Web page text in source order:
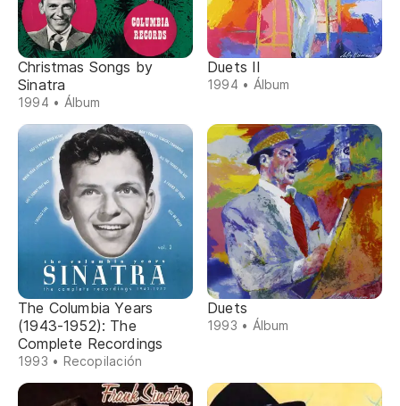
Christmas Songs by
Sinatra
1994 • Álbum
Duets II
1994 • Álbum
The Columbia Years
(1943-1952): The
Complete Recordings
1993 • Recopilación
Duets
1993 • Álbum